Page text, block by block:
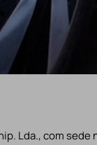
Lda., com sede